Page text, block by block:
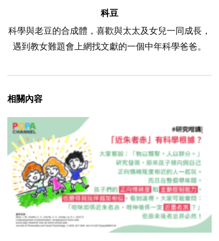
科豆
科學與老豆的合成體，喜歡與太太及女兒一同成長，
遇到教女難題會上網找文獻的一個中年科學爸爸。
相關內容